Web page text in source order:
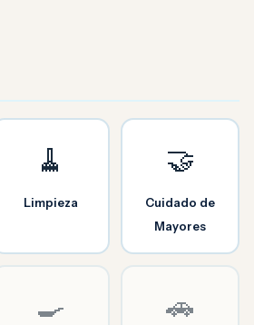
🧹
Limpieza
🤝
Cuidado de
Mayores
🍳 🚗